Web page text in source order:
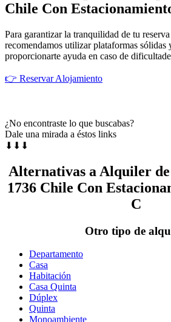
Chile Con
Para garantizar la tranquilidad de tu
recomendamos utilizar plataformas sólidas
proporcionarte ayuda en caso de
👉 Reservar Alojamiento
¿No encontraste lo que buscabas?
Dale una mirada a éstos links
⬇⬇⬇
Alternativas a Alquiler
1736 Chile Con
C
Otro tipo de
Departamento
Casa
Habitación
Casa Quinta
Dúplex
Quinta
Monoambiente